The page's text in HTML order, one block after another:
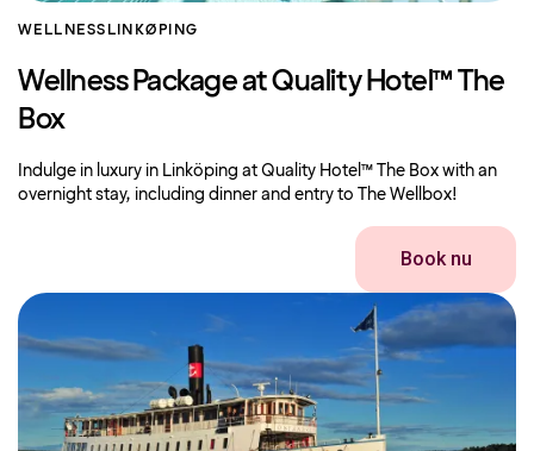
WELLNESS LINKØPING
Wellness Package at Quality Hotel™ The
Box
Indulge in luxury in Linköping at Quality Hotel™ The Box with an
overnight stay, including dinner and entry to The Wellbox!
Book nu